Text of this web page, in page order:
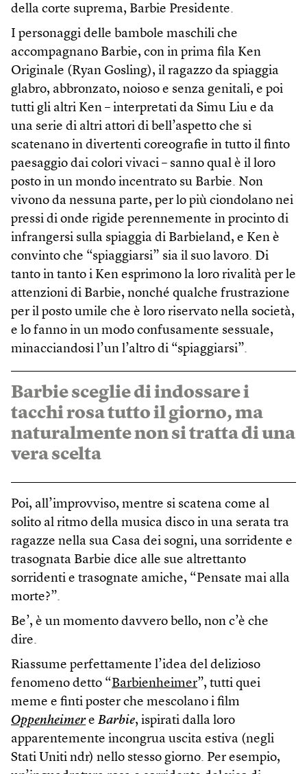
della corte suprema, Barbie Presidente.
I personaggi delle bambole maschili che
accompagnano Barbie, con in prima fila Ken
Originale (Ryan Gosling), il ragazzo da spiaggia
glabro, abbronzato, noioso e senza genitali, e poi
tutti gli altri Ken – interpretati da Simu Liu e da
una serie di altri attori di bell’aspetto che si
scatenano in divertenti coreografie in tutto il finto
paesaggio dai colori vivaci – sanno qual è il loro
posto in un mondo incentrato su Barbie. Non
vivono da nessuna parte, per lo più ciondolano nei
pressi di onde rigide perennemente in procinto di
infrangersi sulla spiaggia di Barbieland, e Ken è
convinto che “spiaggiarsi” sia il suo lavoro. Di
tanto in tanto i Ken esprimono la loro rivalità per le
attenzioni di Barbie, nonché qualche frustrazione
per il posto umile che è loro riservato nella società,
e lo fanno in un modo confusamente sessuale,
minacciandosi l’un l’altro di “spiaggiarsi”.
Barbie sceglie di indossare i
tacchi rosa tutto il giorno, ma
naturalmente non si tratta di una
vera scelta
Poi, all’improvviso, mentre si scatena come al
solito al ritmo della musica disco in una serata tra
ragazze nella sua Casa dei sogni, una sorridente e
trasognata Barbie dice alle sue altrettanto
sorridenti e trasognate amiche, “Pensate mai alla
morte?”.
Be’, è un momento davvero bello, non c’è che
dire.
Riassume perfettamente l’idea del delizioso
fenomeno detto “Barbienheimer”, tutti quei
meme e finti poster che mescolano i film
Oppenheimere Barbie, ispirati dalla loro
apparentemente incongrua uscita estiva (negli
Stati Uniti ndr) nello stesso giorno. Per esempio,